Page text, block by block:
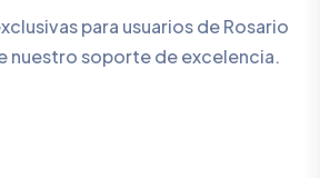
para usuarios de Rosario
nuestro soporte de excelencia.